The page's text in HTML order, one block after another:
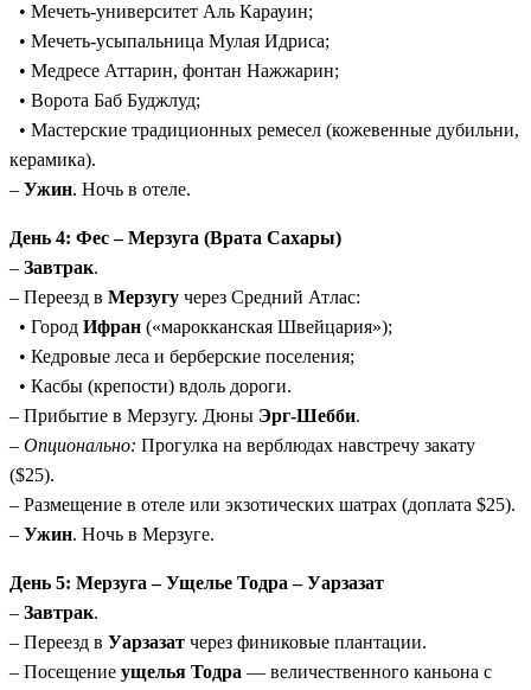
• Мечеть-университет Аль Карауин;
• Мечеть-усыпальница Мулая Идриса;
• Медресе Аттарин, фонтан Нажжарин;
• Ворота Баб Буджлуд;
• Мастерские традиционных ремесел (кожевенные дубильни,
керамика).
– Ужин. Ночь в отеле.
День 4: Фес – Мерзуга (Врата Сахары)
– Завтрак.
– Переезд в Мерзугу через Средний Атлас:
• Город Ифран («марокканская Швейцария»);
• Кедровые леса и берберские поселения;
• Касбы (крепости) вдоль дороги.
– Прибытие в Мерзугу. Дюны Эрг-Шебби.
– Опционально: Прогулка на верблюдах навстречу закату
($25).
– Размещение в отеле или экзотических шатрах (доплата $25).
– Ужин. Ночь в Мерзуге.
День 5: Мерзуга – Ущелье Тодра – Уарзазат
– Завтрак.
– Переезд в Уарзазат через финиковые плантации.
– Посещение ущелья Тодра — величественного каньона с